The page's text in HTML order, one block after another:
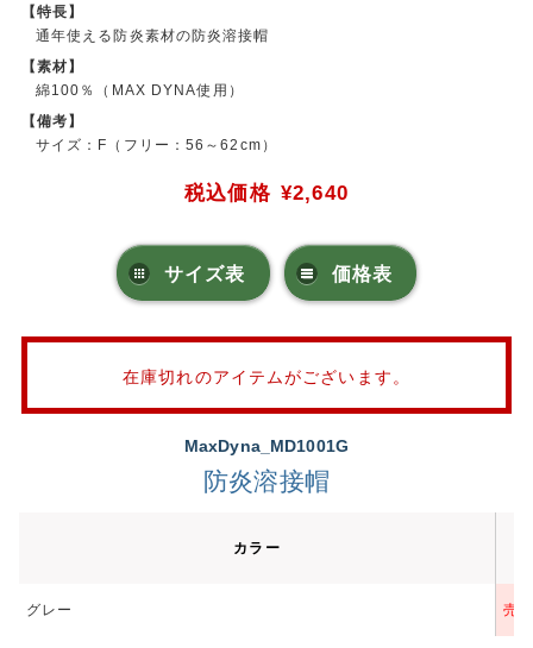
【特長】
通年使える防炎素材の防炎溶接帽
【素材】
綿100％（MAX DYNA使用）
【備考】
サイズ：F（フリー：56～62cm）
税込価格 ¥2,640
サイズ表 価格表
在庫切れのアイテムがございます。
MaxDyna_MD1001G
防炎溶接帽
カラー
グレー 売